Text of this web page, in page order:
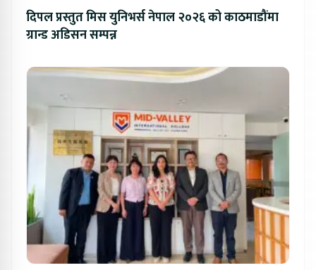
दिपल प्रस्तुत मिस युनिभर्स नेपाल २०२६ को काठमाडौंमा
ग्रान्ड अडिसन सम्पन्न